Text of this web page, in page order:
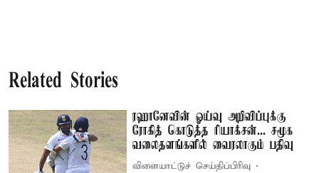
Related Stories
ரஹானேவின் ஓய்வு அறிவிப்புக்கு
ரோகித் கொடுத்த ரியாக்சன்... சமூக
வலைதளங்களில் வைரலாகும் பதிவு
விளையாட்டுச் செய்திப்பிரிவு